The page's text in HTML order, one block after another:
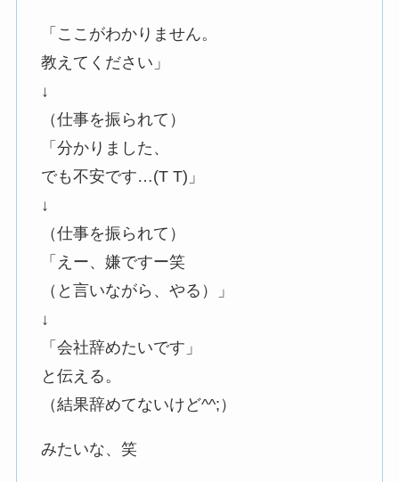
「ここがわかりません。
教えてください」
↓
（仕事を振られて）
「分かりました、
でも不安です…(T T)」
↓
（仕事を振られて）
「えー、嫌ですー笑
（と言いながら、やる）」
↓
「会社辞めたいです」
と伝える。
（結果辞めてないけど^^;）
みたいな、笑